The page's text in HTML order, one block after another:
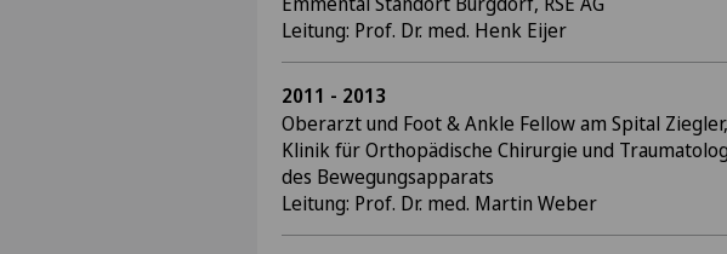
Leitung: Prof. Dr. med. Henk Eijer
2011 - 2013
Oberarzt und Foot & Ankle Fellow am Spital Ziegler,
Klinik für Orthopädische Chirurgie und
des Bewegungsapparats
Leitung: Prof. Dr. med. Martin Weber